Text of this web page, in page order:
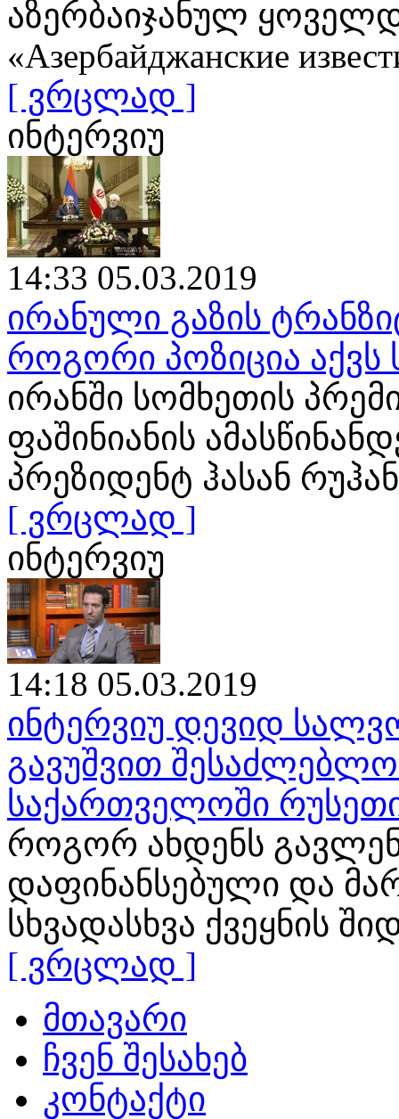
აზერბაიჯანულ
«Азербайджанские
[ ვრცლად ]
ინტერვიუ
14:33 05.03.2019
ირანული გაზის
როგორი პოზიცია
ირანში სომხეთის
ფაშინიანის
პრეზიდენტ ჰასან
[ ვრცლად ]
ინტერვიუ
14:18 05.03.2019
ინტერვიუ დევიდ
გავუშვით
საქართველოში
როგორ ახდენს
დაფინანსებული და
სხვადასხვა ქვეყნის
[ ვრცლად ]
მთავარი
ჩვენ შესახებ
კონტაქტი